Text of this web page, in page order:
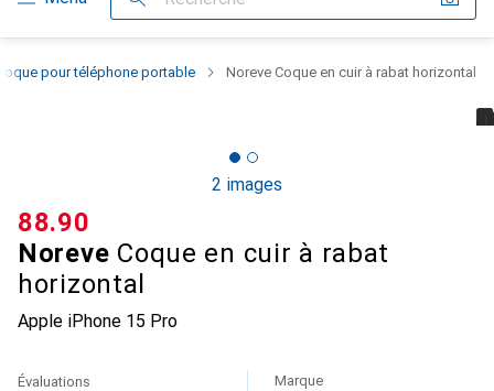
pour téléphone portable Noreve Coque en cuir à rabat horizontal
2 images
Noreve Coque en cuir à rabat
horizontal
Apple iPhone 15 Pro
CHF
88.90
Évaluations Marque